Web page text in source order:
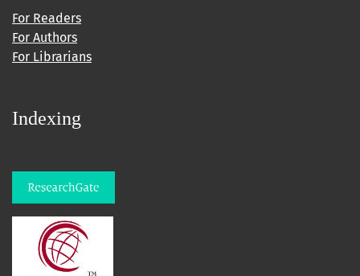
For Readers
For Authors
For Librarians
Indexing